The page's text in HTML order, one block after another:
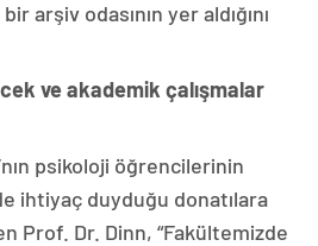
arşiv odasının yer aldığını
ve akademik çalışmalar
psikoloji öğrencilerinin
ihtiyaç duyduğu donatılara
Prof. Dr. Dinn, “Fakültemizde